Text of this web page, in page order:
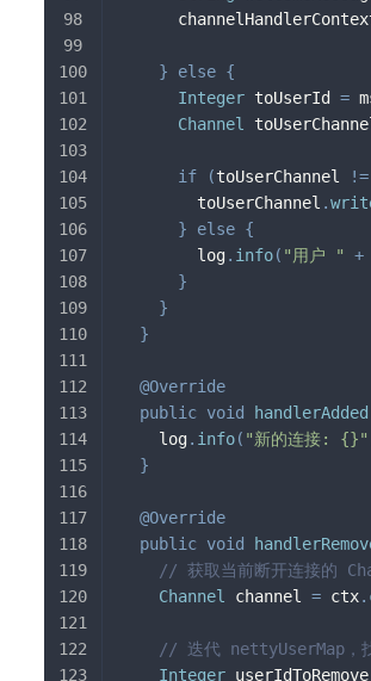
} else {
Integer toUserId =
Channel
if (toUserChannel !=
        toUserChannel
.
}
else {
        log
. info( "用户 " +
}
}
}
@Override
public void handlerAdded
    log
. info( "新的连接: {}"
}
@Override
public void
// 获取当前断开连接的
Channel
channel = ctx.
// 迭代 nettyUserMap，
Integer userIdToRemove